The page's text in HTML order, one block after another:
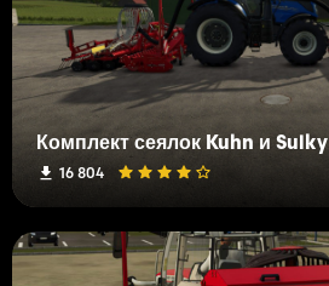
Комплект сеялок Kuhn и Sulky
16 804